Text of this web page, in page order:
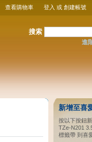
查看購物車 登入 或 創建帳號
搜索
進
新增至喜
按以下按鈕
TZe-N201
標籤帶 到喜